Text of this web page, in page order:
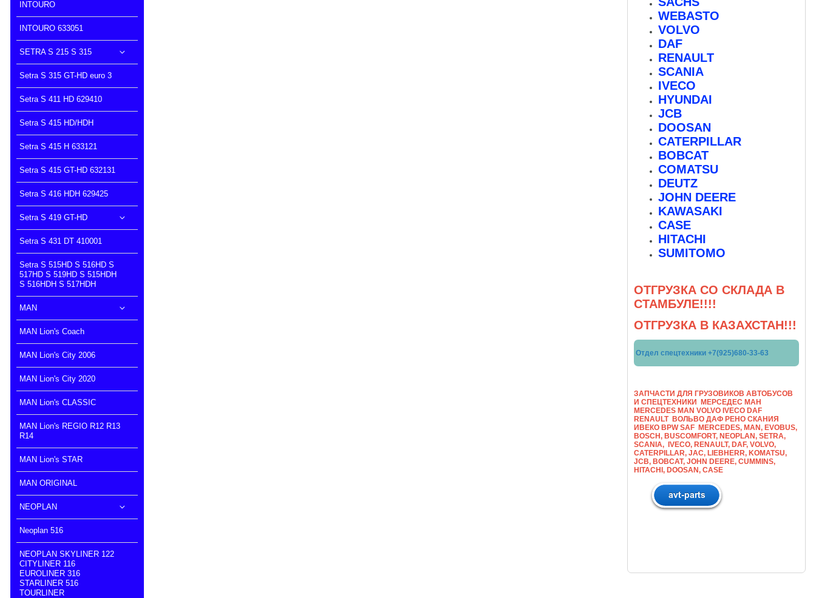
INTOURO
INTOURO 633051
SETRA S 215 S 315
Setra S 315 GT-HD euro 3
Setra S 411 HD 629410
Setra S 415 HD/HDH
Setra S 415 H 633121
Setra S 415 GT-HD 632131
Setra S 416 HDH 629425
Setra S 419 GT-HD
Setra S 431 DT 410001
Setra S 515HD S 516HD S
517HD S 519HD S 515HDH
S 516HDH S 517HDH
MAN
MAN Lion's Coach
MAN Lion's City 2006
MAN Lion's City 2020
MAN Lion's CLASSIC
MAN Lion's REGIO R12 R13
R14
MAN Lion's STAR
MAN ORIGINAL
NEOPLAN
Neoplan 516
NEOPLAN SKYLINER 122
CITYLINER 116
EUROLINER 316
STARLINER 516
TOURLINER
WEBASTO
VOLVO
DAF
RENAULT
SCANIA
IVECO
HYUNDAI
JCB
DOOSAN
CATERPILLAR
BOBCAT
COMATSU
DEUTZ
JOHN DEERE
KAWASAKI
CASE
HITACHI
SUMITOMO
ОТГРУЗКА СО СКЛАДА В
СТАМБУЛЕ!!!!
ОТГРУЗКА В КАЗАХСТАН!!!
Отдел спецтехники +7(925)680-33-63
ЗАПЧАСТИ ДЛЯ ГРУЗОВИКОВ АВТОБУСОВ
И СПЕЦТЕХНИКИ МЕРСЕДЕС МАН
МERCEDES MAN VOLVO IVECO DAF
RENAULT ВОЛЬВО ДАФ РЕНО СКАНИЯ
ИВЕКО BPW SAF MERCEDES, MAN, EVOBUS,
BOSCH, BUSCOMFORT, NEOPLAN, SETRA,
SCANIA, IVECO, RENAULT, DAF, VOLVO,
CATERPILLAR, JAC, LIEBHERR, KOMATSU,
JCB, BOBCAT, JOHN DEERE, CUMMINS,
HITACHI, DOOSAN, CASE